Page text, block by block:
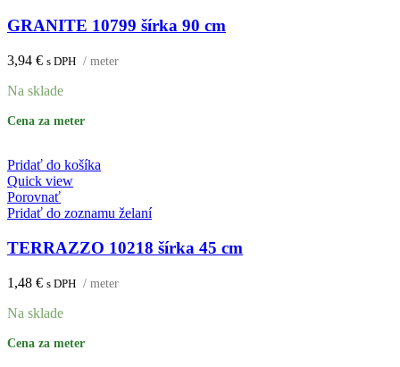
GRANITE 10799 šírka 90 cm
3,94 € s DPH / meter
Na sklade
Cena za meter
Pridať do košíka
Quick view
Porovnať
Pridať do zoznamu želaní
TERRAZZO 10218 šírka 45 cm
1,48 € s DPH / meter
Na sklade
Cena za meter